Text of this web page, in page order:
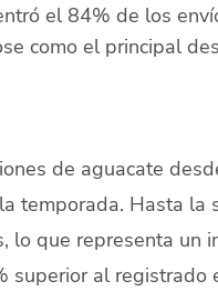
el 84% de los
como el principal
de aguacate
temporada. Hasta
lo que representa un
superior al registrado